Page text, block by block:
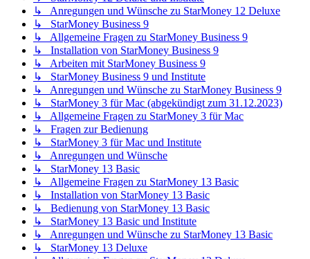
↳ Anregungen und Wünsche zu StarMoney 12 Deluxe
↳ StarMoney Business 9
↳ Allgemeine Fragen zu StarMoney Business 9
↳ Installation von StarMoney Business 9
↳ Arbeiten mit StarMoney Business 9
↳ StarMoney Business 9 und Institute
↳ Anregungen und Wünsche zu StarMoney Business 9
↳ StarMoney 3 für Mac (abgekündigt zum 31.12.2023)
↳ Allgemeine Fragen zu StarMoney 3 für Mac
↳ Fragen zur Bedienung
↳ StarMoney 3 für Mac und Institute
↳ Anregungen und Wünsche
↳ StarMoney 13 Basic
↳ Allgemeine Fragen zu StarMoney 13 Basic
↳ Installation von StarMoney 13 Basic
↳ Bedienung von StarMoney 13 Basic
↳ StarMoney 13 Basic und Institute
↳ Anregungen und Wünsche zu StarMoney 13 Basic
↳ StarMoney 13 Deluxe